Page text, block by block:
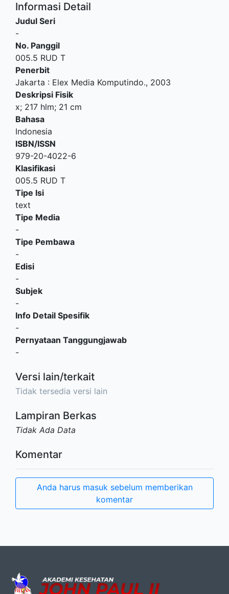
Informasi Detail
Judul Seri
-
No. Panggil
005.5 RUD T
Penerbit
Jakarta : Elex Media Komputindo., 2003
Deskripsi Fisik
x; 217 hlm; 21 cm
Bahasa
Indonesia
ISBN/ISSN
979-20-4022-6
Klasifikasi
005.5 RUD T
Tipe Isi
text
Tipe Media
-
Tipe Pembawa
-
Edisi
-
Subjek
-
Info Detail Spesifik
-
Pernyataan Tanggungjawab
-
Versi lain/terkait
Tidak tersedia versi lain
Lampiran Berkas
Tidak Ada Data
Komentar
Anda harus masuk sebelum memberikan
komentar